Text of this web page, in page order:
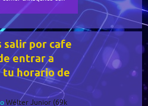
salir por cafe
entrar a
tu horario de
Wélter Junior (69k